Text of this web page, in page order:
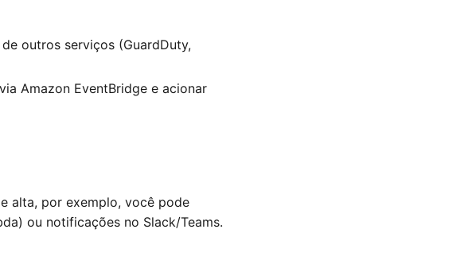
outros serviços (GuardDuty,
Amazon EventBridge e acionar
alta, por exemplo, você pode
ou notificações no Slack/Teams.